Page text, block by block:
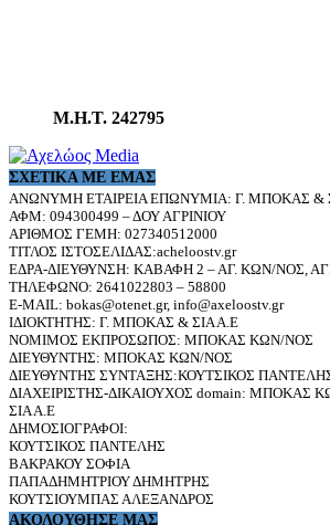
Μ.Η.Τ. 242795
ΣΧΕΤΙΚΆ ΜΕ ΕΜΆΣ
ΑΝΩΝΥΜΗ ΕΤΑΙΡΕΙΑ ΕΠΩΝΥΜΙΑ: Γ. ΜΠΟΚΑΣ &
ΑΦΜ: 094300499 – ΔΟΥ ΑΓΡΙΝΙΟΥ
ΑΡΙΘΜΟΣ ΓΕΜΗ: 027340512000
ΤΙΤΛΟΣ ΙΣΤΟΣΕΛΙΔΑΣ:acheloostv.gr
ΕΔΡΑ-ΔΙΕΥΘΥΝΣΗ: ΚΑΒΑΦΗ 2 – ΑΓ. ΚΩΝ/ΝΟΣ,
ΤΗΛΕΦΩΝΟ: 2641022803 – 58800
E-MAIL: bokas@otenet.gr, info@axeloostv.gr
ΙΔΙΟΚΤΗΤΗΣ: Γ. ΜΠΟΚΑΣ & ΣΙΑ Α.Ε
ΝΟΜΙΜΟΣ ΕΚΠΡΟΣΩΠΟΣ: ΜΠΟΚΑΣ ΚΩΝ/ΝΟΣ
ΔΙΕΥΘΥΝΤΗΣ: ΜΠΟΚΑΣ ΚΩΝ/ΝΟΣ
ΔΙΕΥΘΥΝΤΗΣ ΣΥΝΤΑΞΗΣ:ΚΟΥΤΣΙΚΟΣ
ΔΙΑΧΕΙΡΙΣΤΗΣ-ΔΙΚΑΙΟΥΧΟΣ domain: ΜΠΟΚΑΣ
ΣΙΑ Α.Ε
ΔΗΜΟΣΙΟΓΡΑΦΟΙ:
ΚΟΥΤΣΙΚΟΣ ΠΑΝΤΕΛΗΣ
ΒΑΚΡΑΚΟΥ ΣΟΦΙΑ
ΠΑΠΑΔΗΜΗΤΡΙΟΥ ΔΗΜΗΤΡΗΣ
ΚΟΥΤΣΙΟΥΜΠΑΣ ΑΛΕΞΑΝΔΡΟΣ
ΑΚΟΛΟΥΘΗΣΕ ΜΑΣ